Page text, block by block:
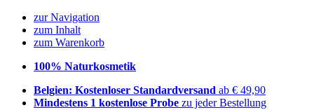
zur Navigation
zum Inhalt
zum Warenkorb
100% Naturkosmetik
Belgien: Kostenloser Standardversand ab € 49,90
Mindestens 1 kostenlose Probe zu jeder Bestellung